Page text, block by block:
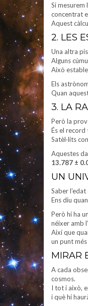
Si mesurem
concentrat
Aquest
2. LES
Una altra
Alguns
Això
Els
Quan
3. LA
Però la
És el record
Satèl·lits
Aquestes
13.787 ±
UN
Saber
Ens diu
Però hi ha
néixer amb
Així que
un punt
MIRAR
A cada
cosmos.
I tot i això,
i què hi